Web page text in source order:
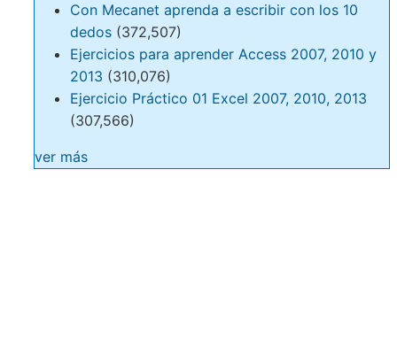
Con Mecanet aprenda a escribir con los 10
dedos (372,507)
Ejercicios para aprender Access 2007, 2010 y
2013 (310,076)
Ejercicio Práctico 01 Excel 2007, 2010, 2013
(307,566)
ver más